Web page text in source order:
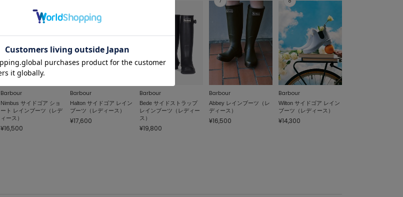
Barbour
Nimbus サイドゴア ショ
ート レインブーツ（レデ
ィース）
¥16,500
Barbour
Halton サイドゴア レイン
ブーツ（レディース）
¥17,600
Barbour
Bede サイドストラップ
レインブーツ（レディー
ス）
¥19,800
Barbour
Abbey レインブーツ（レ
ディース）
¥16,500
Barbour
Wilton サイドゴア レイン
ブーツ（レディース）
¥14,300